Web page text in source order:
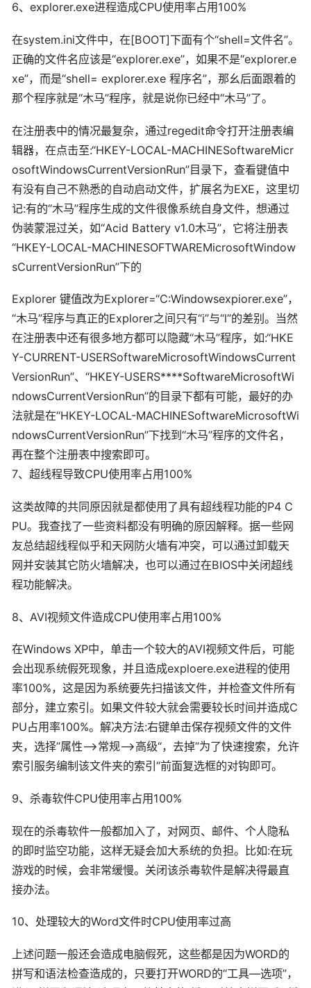
6、explorer.exe进程造成CPU使用率占用100%
在system.ini文件中，在[BOOT]下面有个“shell=文件名”。
正确的文件名应该是“explorer.exe”，如果不是“explorer.e
xe”，而是“shell= explorer.exe 程序名”，那幺后面跟着的
那个程序就是“木马”程序，就是说你已经中“木马”了。
在注册表中的情况最复杂，通过regedit命令打开注册表编
辑器，在点击至:“HKEY-LOCAL-MACHINESoftwareMicr
osoftWindowsCurrentVersionRun”目录下，查看键值中
有没有自己不熟悉的自动启动文件，扩展名为EXE，这里切
记:有的“木马”程序生成的文件很像系统自身文件，想通过
伪装蒙混过关，如“Acid Battery v1.0木马”，它将注册表
“HKEY-LOCAL-MACHINESOFTWAREMicrosoftWindow
sCurrentVersionRun”下的
Explorer 键值改为Explorer=“C:Windowsexpiorer.exe”，
“木马”程序与真正的Explorer之间只有“i”与“l”的差别。当然
在注册表中还有很多地方都可以隐藏“木马”程序，如:“HKE
Y-CURRENT-USERSoftwareMicrosoftWindowsCurrent
VersionRun”、“HKEY-USERS****SoftwareMicrosoftWi
ndowsCurrentVersionRun”的目录下都有可能，最好的办
法就是在“HKEY-LOCAL-MACHINESoftwareMicrosoftWi
ndowsCurrentVersionRun”下找到“木马”程序的文件名，
再在整个注册表中搜索即可。
7、超线程导致CPU使用率占用100%
这类故障的共同原因就是都使用了具有超线程功能的P4 C
PU。我查找了一些资料都没有明确的原因解释。据一些网
友总结超线程似乎和天网防火墙有冲突，可以通过卸载天
网并安装其它防火墙解决，也可以通过在BIOS中关闭超线
程功能解决。
8、AVI视频文件造成CPU使用率占用100%
在Windows XP中，单击一个较大的AVI视频文件后，可能
会出现系统假死现象，并且造成exploere.exe进程的使用
率100%，这是因为系统要先扫描该文件，并检查文件所有
部分，建立索引。如果文件较大就会需要较长时间并造成C
PU占用率100%。解决方法:右键单击保存视频文件的文件
夹，选择”属性—>常规—>高级“，去掉”为了快速搜索，允许
索引服务编制该文件夹的索引“前面复选框的对钩即可。
9、杀毒软件CPU使用率占用100%
现在的杀毒软件一般都加入了，对网页、邮件、个人隐私
的即时监空功能，这样无疑会加大系统的负担。比如:在玩
游戏的时候，会非常缓慢。关闭该杀毒软件是解决得最直
接办法。
10、处理较大的Word文件时CPU使用率过高
上述问题一般还会造成电脑假死，这些都是因为WORD的
拼写和语法检查造成的，只要打开WORD的“工具—选项”，